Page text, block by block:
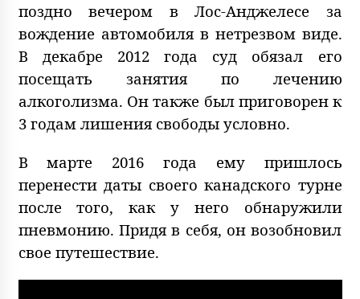
поздно вечером в Лос-Анджелесе за
вождение автомобиля в нетрезвом виде.
В декабре 2012 года суд обязал его
посещать занятия по лечению
алкоголизма. Он также был приговорен к
3 годам лишения свободы условно.
В марте 2016 года ему пришлось
перенести даты своего канадского турне
после того, как у него обнаружили
пневмонию. Придя в себя, он возобновил
свое путешествие.